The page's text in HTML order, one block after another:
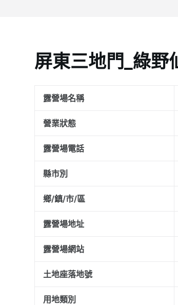
屏東三地門_綠
露營場名稱
營業狀態
露營場電話
縣市別
鄉/鎮/市/區
露營場地址
露營場網站
土地座落地號
用地類別